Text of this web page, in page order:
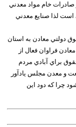
صادرات خام مواد معدني
است لذا صنايع معدني
دولتي معادن به استان
فراوان فعال از
براي آبادي مردم
و معدن مجلس يادآور
چرا که دود اين